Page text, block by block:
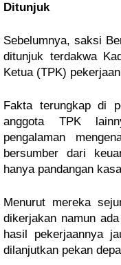
Ditunjuk
Sebelumnya, saksi
ditunjuk terdakwa
Ketua (TPK)
Fakta terungkap di
anggota TPK
pengalaman
bersumber dari
hanya pandangan
Menurut mereka
dikerjakan namun
hasil pekerjaannya
dilanjutkan pekan